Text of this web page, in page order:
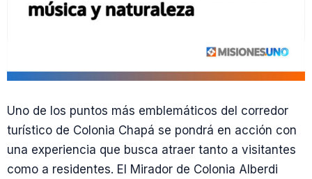
Uno de los puntos más emblemáticos del corredor
turístico de Colonia Chapá se pondrá en acción con
una experiencia que busca atraer tanto a visitantes
como a residentes. El Mirador de Colonia Alberdi